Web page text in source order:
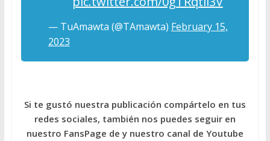
— TuAmawta (@TAmawta) February 15,
2023
Si te gustó nuestra publicación compártelo en tus
redes sociales, también nos puedes seguir en
nuestro FansPage de y nuestro canal de Youtube